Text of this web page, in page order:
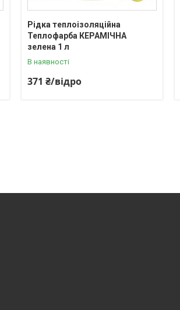
Рідка теплоізоляційна
Теплофарба КЕРАМІЧНА
зелена 1 л
В наявності
371 ₴/відро